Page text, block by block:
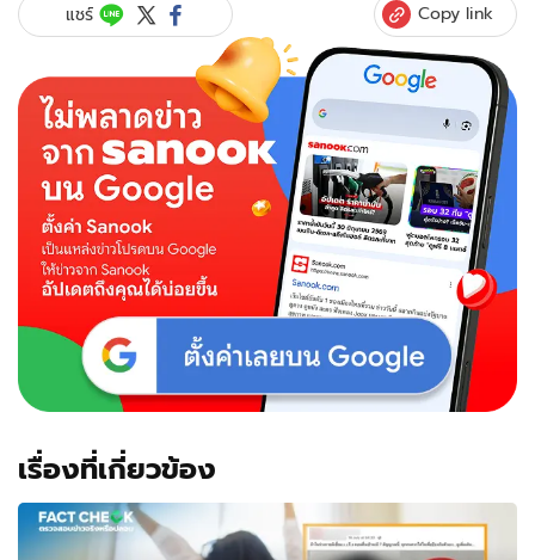
แชร์ Copy link
เรื่องที่เกี่ยวข้อง